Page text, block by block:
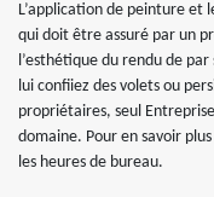
L’application de peinture et
qui doit être assuré par un
l’esthétique du rendu de
lui confiiez des volets ou
propriétaires, seul
domaine. Pour en savoir
les heures de bureau.